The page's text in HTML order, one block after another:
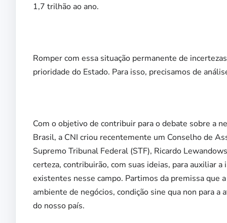
1,7 trilhão ao ano.
Romper com essa situação permanente de
prioridade do Estado. Para isso, precisamos de
Com o objetivo de contribuir para o debate sobre a
Brasil, a CNI criou recentemente um Conselho de
Supremo Tribunal Federal (STF), Ricardo
certeza, contribuirão, com suas ideias, para auxiliar
existentes nesse campo. Partimos da premissa que
ambiente de negócios, condição sine qua non para
do nosso país.